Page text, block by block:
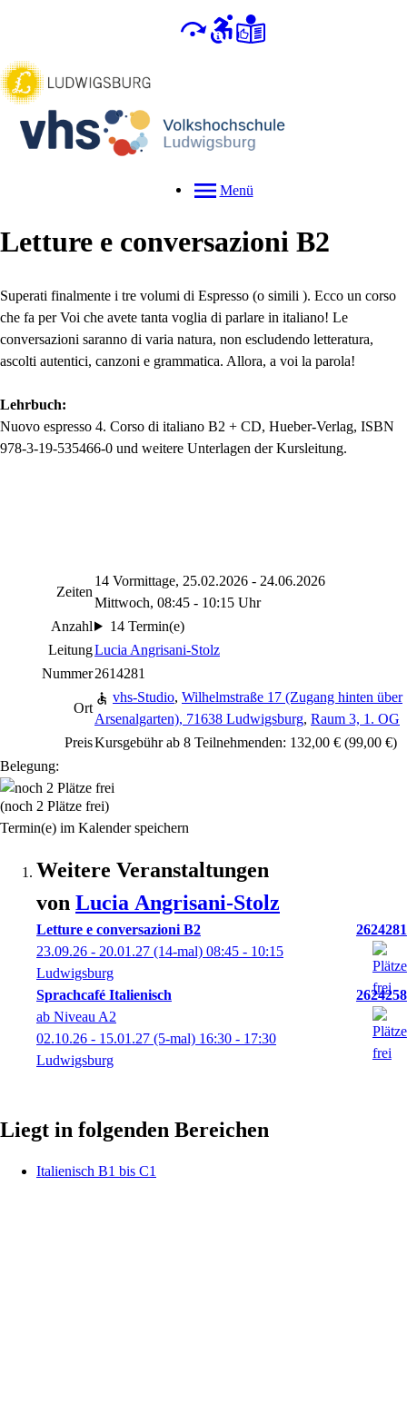
Menü
Letture e conversazioni B2
Superati finalmente i tre volumi di Espresso (o simili ). Ecco un corso
che fa per Voi che avete tanta voglia di parlare in italiano! Le
conversazioni saranno di varia natura, non escludendo letteratura,
ascolti autentici, canzoni e grammatica. Allora, a voi la parola!
Lehrbuch:
Nuovo espresso 4. Corso di italiano B2 + CD, Hueber-Verlag, ISBN
978-3-19-535466-0 und weitere Unterlagen der Kursleitung.
Zeiten
14 Vormittage, 25.02.2026 - 24.06.2026
Mittwoch, 08:45 - 10:15 Uhr
Anzahl
14 Termin(e)
LeitungLucia Angrisani-Stolz
Nummer2614281
Ort
vhs-Studio, Wilhelmstraße 17 (Zugang hinten über
Arsenalgarten), 71638 Ludwigsburg, Raum 3, 1. OG
PreisKursgebühr ab 8 Teilnehmenden: 132,00 € (99,00 €)
Belegung:
(noch 2 Plätze frei)
Termin(e) im Kalender speichern
Weitere Veranstaltungen
von Lucia Angrisani-Stolz
Letture e conversazioni B2
2624281
23.09.26 - 20.01.27 (14-mal) 08:45 - 10:15
Ludwigsburg
Sprachcafé Italienisch
2624258
ab Niveau A2
02.10.26 - 15.01.27 (5-mal) 16:30 - 17:30
Ludwigsburg
Liegt in folgenden Bereichen
Italienisch B1 bis C1